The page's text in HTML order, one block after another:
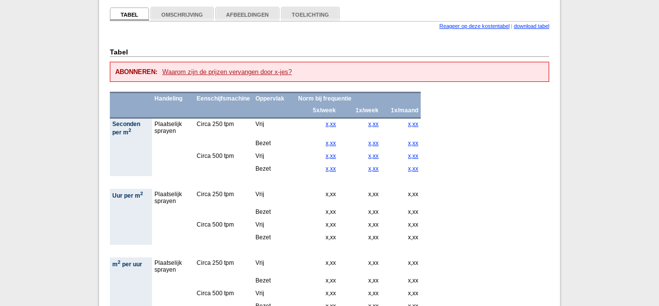
TABEL OMSCHRIJVING AFBEELDINGEN
TOELICHTING
Reageer op deze kostentabel | download tabel
Tabel
ABONNEREN: Waarom zijn de prijzen vervangen door x-jes?
Handeling Eenschijfsmachine Oppervlak
Norm bij frequentie
5x/week
1x/week
1x/maand
Seconden
per m2
Plaatselijk
sprayen
Circa 250 tpm Vrij x,xx x,xx x,xx
Bezet x,xx x,xx
x,xx
Circa 500 tpm
Vrij x,xx x,xx
x,xx
Bezet
x,xx x,xx x,xx
Uur per m2
Plaatselijk
sprayen
Circa 250 tpm Vrij x,xx x,xx x,xx
Bezet x,xx x,xx
x,xx
Circa 500 tpm
Vrij x,xx x,xx
x,xx
Bezet
x,xx x,xx x,xx
m2per uur
Plaatselijk
sprayen
Circa 250 tpm Vrij x,xx x,xx x,xx
Bezet x,xx x,xx
x,xx
Circa 500 tpm
Vrij x,xx x,xx
x,xx